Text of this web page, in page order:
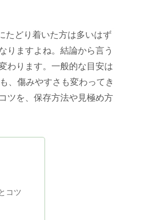
たどり着いた方は多いはず
りますよね。結論から言う
わります。一般的な目安は
、傷みやすさも変わってき
ツを、保存方法や見極め方
コツ